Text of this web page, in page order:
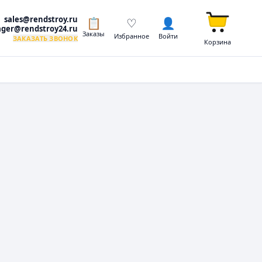
sales@rendstroy.ru
ЗАКАЗАТЬ ЗВОНОК
📋
Заказы
♡
Избранное
👤
Войти
Корзина